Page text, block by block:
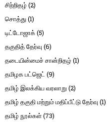
சிற்றிதழ் (2)
சொத்து(1)
டிட்டோஜாக்(5)
தகுதித் தேர்வு (6)
தடையின்மைச் சான்றிதழ் (1)
தமிழக பட்ஜெட் (9)
தமிழ் இலக்கிய வரலாறு (2)
தமிழ் தகுதி மற்றும் மதிப்பீட்டு தேர்வு (1)
தமிழ் நூல்கள்(73)